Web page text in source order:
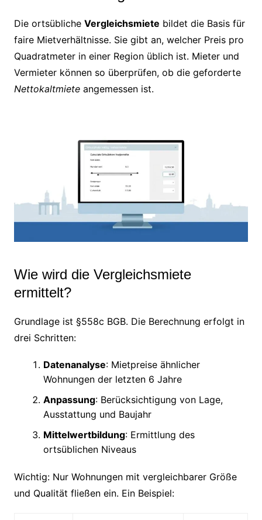
Die ortsübliche Vergleichsmiete bildet die Basis für
faire Mietverhältnisse. Sie gibt an, welcher Preis pro
Quadratmeter in einer Region üblich ist. Mieter und
Vermieter können so überprüfen, ob die geforderte
Nettokaltmieteangemessen ist.
Wie wird die Vergleichsmiete
ermittelt?
Grundlage ist §558c BGB. Die Berechnung erfolgt in
drei Schritten:
Datenanalyse: Mietpreise ähnlicher
Wohnungen der letzten 6 Jahre
Anpassung: Berücksichtigung von Lage,
Ausstattung und Baujahr
Mittelwertbildung: Ermittlung des
ortsüblichen Niveaus
Wichtig: Nur Wohnungen mit vergleichbarer Größe
und Qualität fließen ein. Ein Beispiel: